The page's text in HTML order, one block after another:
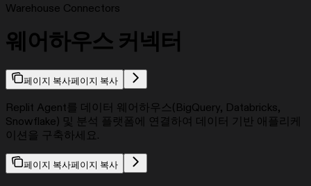
Warehouse Connectors
웨어하우스 커넥터
페이지 복사페이지 복사
Replit Agent를 데이터 웨어하우스(BigQuery, Databricks,
Snowflake) 및 분석 플랫폼에 연결하여 데이터 기반 애플리케
이션을 구축하세요.
페이지 복사페이지 복사